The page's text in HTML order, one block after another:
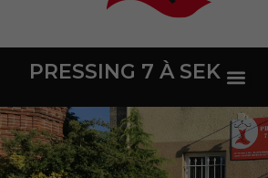
PRESSING 7 À SEK